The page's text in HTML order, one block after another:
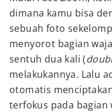
dimana kamu bisa
sebuah foto
menyorot bagian
sentuh dua kali (
melakukannya. Lalu
otomatis
terfokus pada bagian